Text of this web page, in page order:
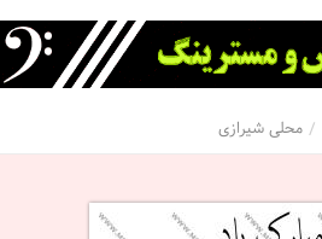
محلی شیرازی